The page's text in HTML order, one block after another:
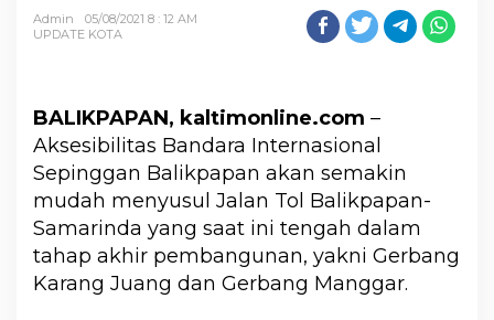
Admin
05/08/2021 8 : 12 AM
UPDATE KOTA
BALIKPAPAN, kaltimonline.com –
Aksesibilitas Bandara Internasional
Sepinggan Balikpapan akan semakin
mudah menyusul Jalan Tol Balikpapan-
Samarinda yang saat ini tengah dalam
tahap akhir pembangunan, yakni Gerbang
Karang Juang dan Gerbang Manggar.